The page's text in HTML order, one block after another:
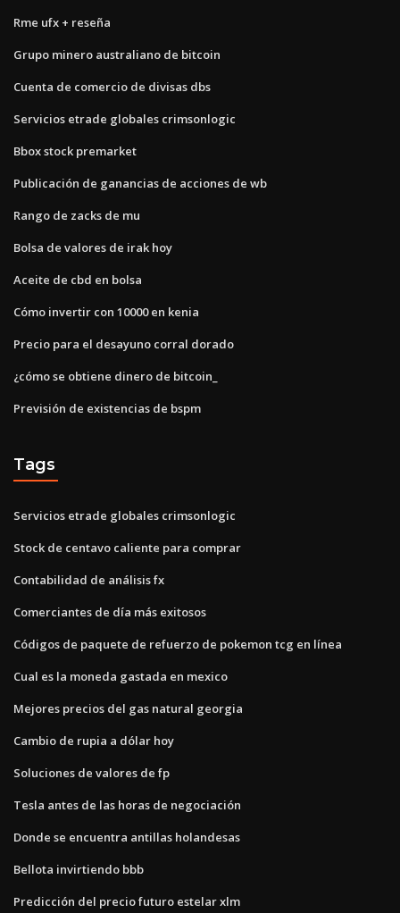
Rme ufx + reseña
Grupo minero australiano de bitcoin
Cuenta de comercio de divisas dbs
Servicios etrade globales crimsonlogic
Bbox stock premarket
Publicación de ganancias de acciones de wb
Rango de zacks de mu
Bolsa de valores de irak hoy
Aceite de cbd en bolsa
Cómo invertir con 10000 en kenia
Precio para el desayuno corral dorado
¿cómo se obtiene dinero de bitcoin_
Previsión de existencias de bspm
Tags
Servicios etrade globales crimsonlogic
Stock de centavo caliente para comprar
Contabilidad de análisis fx
Comerciantes de día más exitosos
Códigos de paquete de refuerzo de pokemon tcg en línea
Cual es la moneda gastada en mexico
Mejores precios del gas natural georgia
Cambio de rupia a dólar hoy
Soluciones de valores de fp
Tesla antes de las horas de negociación
Donde se encuentra antillas holandesas
Bellota invirtiendo bbb
Predicción del precio futuro estelar xlm